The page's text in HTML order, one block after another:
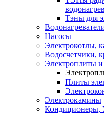
Тэны для
Насосы
Электрокотлы,
Водосчетчики,
Электроплиты
Плиты
Электрокамины
Кондиционеры,